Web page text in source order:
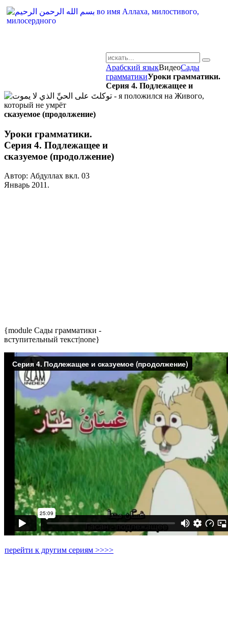
Арабский языкВидеоСады
грамматикиУроки грамматики.
Серия 4. Подлежащее и
сказуемое (продолжение)
Уроки грамматики.
Серия 4. Подлежащее и
сказуемое (продолжение)
Автор: Абдуллах вкл. 03
Январь 2011.
{module Сады грамматики -
вступительный текст|none}
перейти к другим сериям >>>>